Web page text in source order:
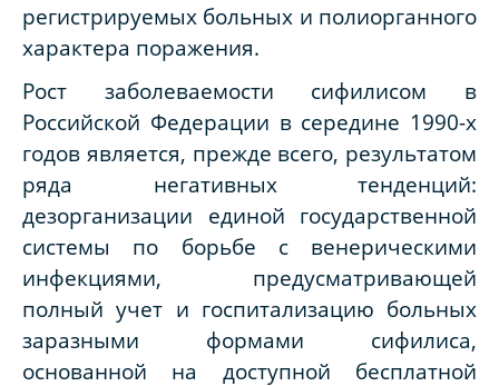
регистрируемых больных и полиорганного
характера поражения.
Рост заболеваемости сифилисом в
Российской Федерации в середине 1990-х
годов является, прежде всего, результатом
ряда негативных тенденций:
дезорганизации единой государственной
системы по борьбе с венерическими
инфекциями, предусматривающей
полный учет и госпитализацию больных
заразными формами сифилиса,
основанной на доступной бесплатной